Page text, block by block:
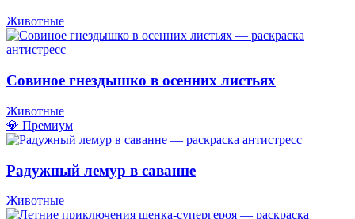
Животные
Совиное гнездышко в осенних листьях
Животные
💎 Премиум
Радужный лемур в саванне
Животные